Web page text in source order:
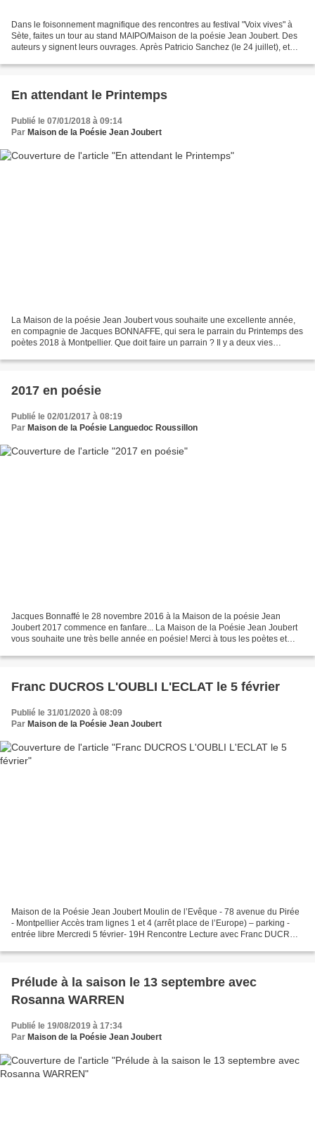
Dans le foisonnement magnifique des rencontres au festival "Voix vives" à
Sète, faites un tour au stand MAIPO/Maison de la poésie Jean Joubert. Des
auteurs y signent leurs ouvrages. Après Patricio Sanchez (le 24 juillet), et
En attendant le Printemps
Publié le 07/01/2018 à 09:14
Par Maison de la Poésie Jean Joubert
La Maison de la poésie Jean Joubert vous souhaite une excellente année,
en compagnie de Jacques BONNAFFE, qui sera le parrain du Printemps des
poètes 2018 à Montpellier. Que doit faire un parrain ? Il y a deux vies
2017 en poésie
Publié le 02/01/2017 à 08:19
Par Maison de la Poésie Languedoc Roussillon
Jacques Bonnaffé le 28 novembre 2016 à la Maison de la poésie Jean
Joubert 2017 commence en fanfare... La Maison de la Poésie Jean Joubert
vous souhaite une très belle année en poésie! Merci à tous les poètes et
Franc DUCROS L'OUBLI L'ECLAT le 5 février
Publié le 31/01/2020 à 08:09
Par Maison de la Poésie Jean Joubert
Maison de la Poésie Jean Joubert Moulin de l’Evêque - 78 avenue du Pirée
- Montpellier Accès tram lignes 1 et 4 (arrêt place de l’Europe) – parking -
entrée libre Mercredi 5 février- 19H Rencontre Lecture avec Franc DUCROS
Prélude à la saison le 13 septembre avec
Rosanna WARREN
Publié le 19/08/2019 à 17:34
Par Maison de la Poésie Jean Joubert